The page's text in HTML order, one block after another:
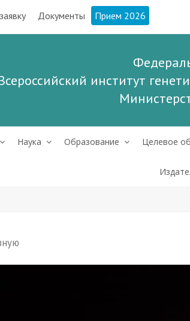
Документы Прием 2026
институт
Наука Образование Целевое